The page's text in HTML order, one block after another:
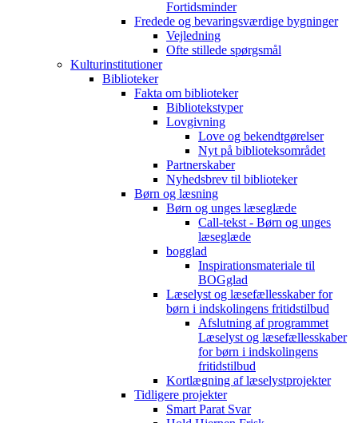
Fortidsminder
Fredede og bevaringsværdige bygninger
Vejledning
Ofte stillede spørgsmål
Kulturinstitutioner
Biblioteker
Fakta om biblioteker
Bibliotekstyper
Lovgivning
Love og bekendtgørelser
Nyt på biblioteksområdet
Partnerskaber
Nyhedsbrev til biblioteker
Børn og læsning
Børn og unges læseglæde
Call-tekst - Børn og unges
læseglæde
bogglad
Inspirationsmateriale til
BOGglad
Læselyst og læsefællesskaber for
børn i indskolingens fritidstilbud
Afslutning af programmet
Læselyst og læsefællesskaber
for børn i indskolingens
fritidstilbud
Kortlægning af læselystprojekter
Tidligere projekter
Smart Parat Svar